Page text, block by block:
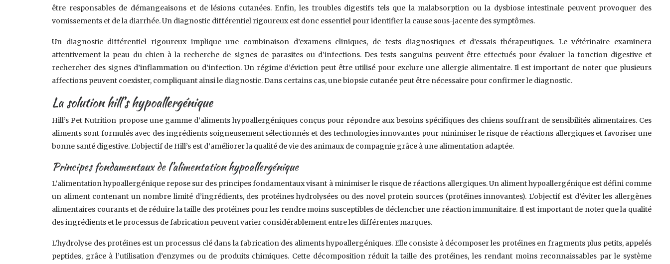
être responsables de démangeaisons et de lésions cutanées. Enfin, les troubles digestifs tels que la malabsorption ou la dysbiose intestinale peuvent provoquer des
vomissements et de la diarrhée. Un diagnostic différentiel rigoureux est donc essentiel pour identifier la cause sous-jacente des symptômes.
Un diagnostic différentiel rigoureux implique une combinaison d’examens cliniques, de tests diagnostiques et d’essais thérapeutiques. Le vétérinaire examinera
attentivement la peau du chien à la recherche de signes de parasites ou d’infections. Des tests sanguins peuvent être effectués pour évaluer la fonction digestive et
rechercher des signes d’inflammation ou d’infection. Un régime d’éviction peut être utilisé pour exclure une allergie alimentaire. Il est important de noter que plusieurs
affections peuvent coexister, compliquant ainsi le diagnostic. Dans certains cas, une biopsie cutanée peut être nécessaire pour confirmer le diagnostic.
La solution hill’s hypoallergénique
Hill’s Pet Nutrition propose une gamme d’aliments hypoallergéniques conçus pour répondre aux besoins spécifiques des chiens souffrant de sensibilités alimentaires. Ces
aliments sont formulés avec des ingrédients soigneusement sélectionnés et des technologies innovantes pour minimiser le risque de réactions allergiques et favoriser une
bonne santé digestive. L’objectif de Hill’s est d’améliorer la qualité de vie des animaux de compagnie grâce à une alimentation adaptée.
Principes fondamentaux de l’alimentation hypoallergénique
L’alimentation hypoallergénique repose sur des principes fondamentaux visant à minimiser le risque de réactions allergiques. Un aliment hypoallergénique est défini comme
un aliment contenant un nombre limité d’ingrédients, des protéines hydrolysées ou des novel protein sources (protéines innovantes). L’objectif est d’éviter les allergènes
alimentaires courants et de réduire la taille des protéines pour les rendre moins susceptibles de déclencher une réaction immunitaire. Il est important de noter que la qualité
des ingrédients et le processus de fabrication peuvent varier considérablement entre les différentes marques.
L’hydrolyse des protéines est un processus clé dans la fabrication des aliments hypoallergéniques. Elle consiste à décomposer les protéines en fragments plus petits, appelés
peptides, grâce à l’utilisation d’enzymes ou de produits chimiques. Cette décomposition réduit la taille des protéines, les rendant moins reconnaissables par le système